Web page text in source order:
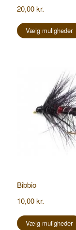
20,00kr.
Vælg muligheder
Bibbio
10,00kr.
Vælg muligheder